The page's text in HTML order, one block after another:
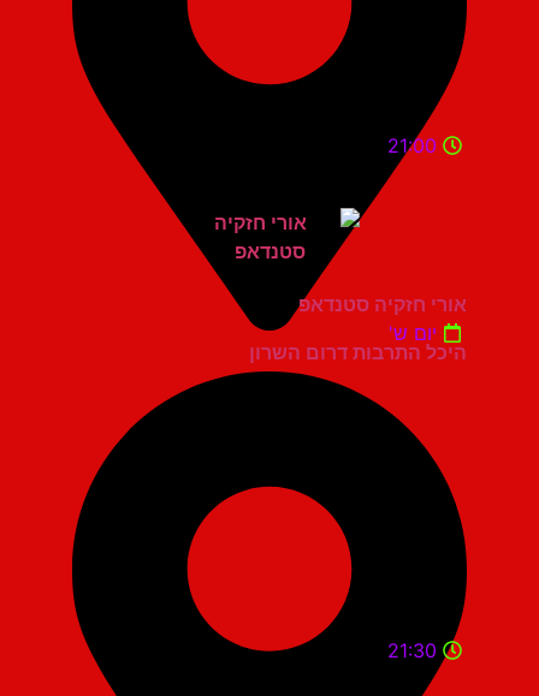
היכל התרבות דרום השרון
21:00
אורי חזקיה סטנדאפ
יום ש'
21:30